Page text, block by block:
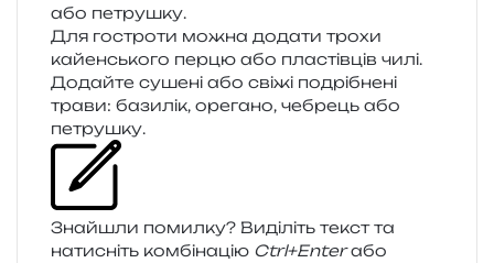
або петрушку.
Для гостро­ти можна дода­ти трохи
кайен­сько­го перцю або пла­стів­ців чилі.
Додайте суше­ні або свіжі подрі­бне­ні
трави: бази­лік, оре­га­но, чебрець або
петрушку.
Знайшли помил­ку? Виділіть текст та
нати­сніть ком­бі­на­цію Ctrl+Enterабо